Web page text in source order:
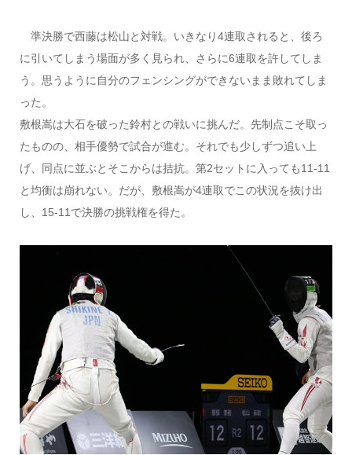
準決勝で西藤は松山と対戦。いきなり4連取されると、後ろ
に引いてしまう場面が多く見られ、さらに6連取を許してしま
う。思うように自分のフェンシングができないまま敗れてしま
った。
敷根嵩は大石を破った鈴村との戦いに挑んだ。先制点こそ取っ
たものの、相手優勢で試合が進む。それでも少しずつ追い上
げ、同点に並ぶとそこからは拮抗。第2セットに入っても11-11
と均衡は崩れない。だが、敷根嵩が4連取でこの状況を抜け出
し、15-11で決勝の挑戦権を得た。